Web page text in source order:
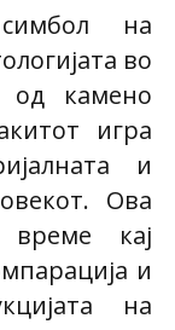
на
во
од камено
игра
и
Ова
кај
и
на